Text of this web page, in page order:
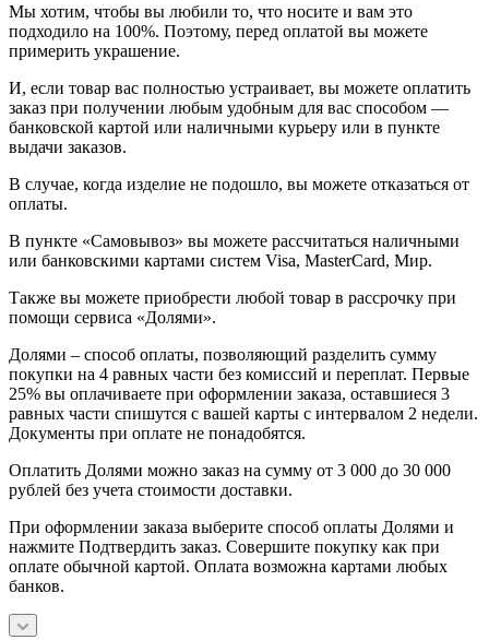
Мы хотим, чтобы вы любили то, что носите и вам это
подходило на 100%. Поэтому, перед оплатой вы можете
примерить украшение.
И, если товар вас полностью устраивает, вы можете оплатить
заказ при получении любым удобным для вас способом —
банковской картой или наличными курьеру или в пункте
выдачи заказов.
В случае, когда изделие не подошло, вы можете отказаться от
оплаты.
В пункте «Самовывоз» вы можете рассчитаться наличными
или банковскими картами систем Visa, MasterCard, Мир.
Также вы можете приобрести любой товар в рассрочку при
помощи сервиса «Долями».
Долями – способ оплаты, позволяющий разделить сумму
покупки на 4 равных части без комиссий и переплат. Первые
25% вы оплачиваете при оформлении заказа, оставшиеся 3
равных части спишутся с вашей карты с интервалом 2 недели.
Документы при оплате не понадобятся.
Оплатить Долями можно заказ на сумму от 3 000 до 30 000
рублей без учета стоимости доставки.
При оформлении заказа выберите способ оплаты Долями и
нажмите Подтвердить заказ. Совершите покупку как при
оплате обычной картой. Оплата возможна картами любых
банков.